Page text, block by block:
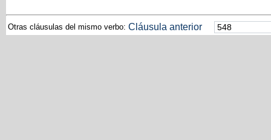
Otras cláusulas del mismo verbo: Cláusula anterior